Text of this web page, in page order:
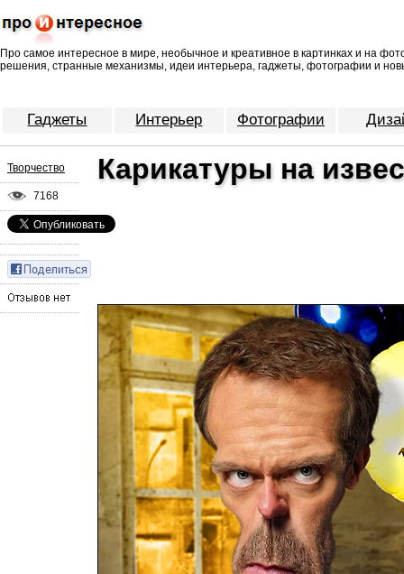
Про самое интересное в мире, необычное и креативное в картинках и на
решения, странные механизмы, идеи интерьера, гаджеты, фотографии и
Гаджеты Интерьер Фотографии
Творчество
7168
Карикатуры на